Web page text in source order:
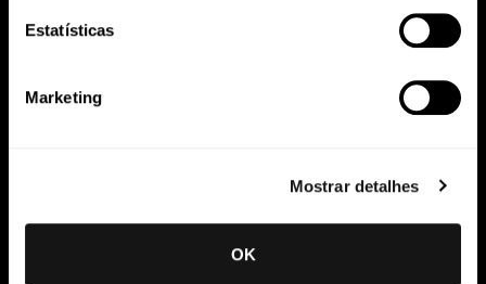
Estatísticas
Marketing
Mostrar detalhes
OK
Environmental